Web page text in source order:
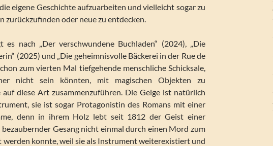
eigene Geschichte aufzuarbeiten und vielleicht sogar zu
zurückzufinden oder neue zu entdecken.
es nach „Der verschwundene Buchladen“ (2024), „Die
(2025) und „Die geheimnisvolle Bäckerei in der Rue de
zum vierten Mal tiefgehende menschliche Schicksale,
nicht sein könnten, mit magischen Objekten zu
diese Art zusammenzuführen. Die Geige ist natürlich
sie ist sogar Protagonistin des Romans mit einer
denn in ihrem Holz lebt seit 1812 der Geist einer
Gesang nicht einmal durch einen Mord zum
werden konnte, weil sie als Instrument weiterexistiert und